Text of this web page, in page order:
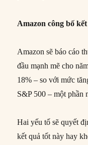
Amazon công bố
Amazon sẽ báo cáo
đầu mạnh mẽ cho
18% – so với mức
S&P 500 – một phần
Hai yếu tố sẽ quyết
kết quả tốt này hay